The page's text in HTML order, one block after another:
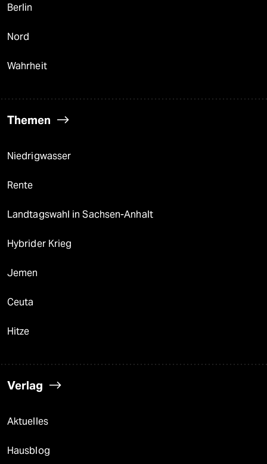
Berlin
Nord
Wahrheit
Themen
Niedrigwasser
Rente
Landtagswahl in Sachsen-Anhalt
Hybrider Krieg
Jemen
Ceuta
Hitze
Verlag
Aktuelles
Hausblog